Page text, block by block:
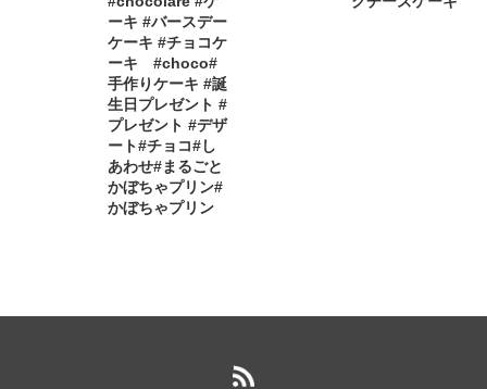
ーキ #バースデー
ケーキ #チョコケ
ーキ #choco#
手作りケーキ #誕
生日プレゼント #
プレゼント #デザ
ート#チョコ#し
あわせ#まるごと
かぼちゃプリン#
かぼちゃプリン